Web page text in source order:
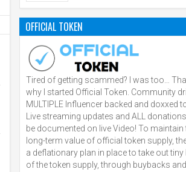
OFFICIAL TOKEN
Tired of getting scammed? I was too…
why I started Official Token. Community
MULTIPLE Influencer backed and doxxed
Live streaming updates and ALL donations
be documented on live Video! To maintain
long-term value of official token supply,
a deflationary plan in place to take out tiny
of the token supply, through buybacks